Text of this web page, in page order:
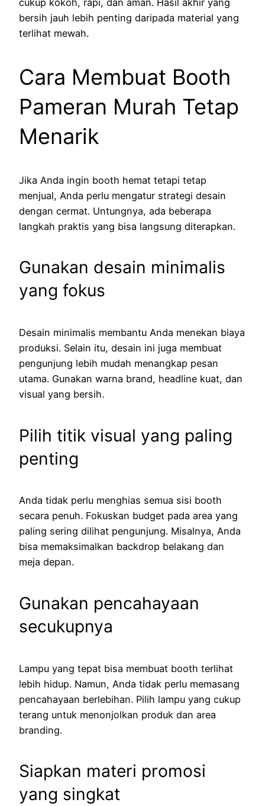
bersih jauh lebih penting daripada material yang
terlihat mewah.
Cara Membuat Booth
Pameran Murah Tetap
Menarik
Jika Anda ingin booth hemat tetapi tetap
menjual, Anda perlu mengatur strategi desain
dengan cermat. Untungnya, ada beberapa
langkah praktis yang bisa langsung diterapkan.
Gunakan desain minimalis
yang fokus
Desain minimalis membantu Anda menekan biaya
produksi. Selain itu, desain ini juga membuat
pengunjung lebih mudah menangkap pesan
utama. Gunakan warna brand, headline kuat, dan
visual yang bersih.
Pilih titik visual yang paling
penting
Anda tidak perlu menghias semua sisi booth
secara penuh. Fokuskan budget pada area yang
paling sering dilihat pengunjung. Misalnya, Anda
bisa memaksimalkan backdrop belakang dan
meja depan.
Gunakan pencahayaan
secukupnya
Lampu yang tepat bisa membuat booth terlihat
lebih hidup. Namun, Anda tidak perlu memasang
pencahayaan berlebihan. Pilih lampu yang cukup
terang untuk menonjolkan produk dan area
branding.
Siapkan materi promosi
yang singkat